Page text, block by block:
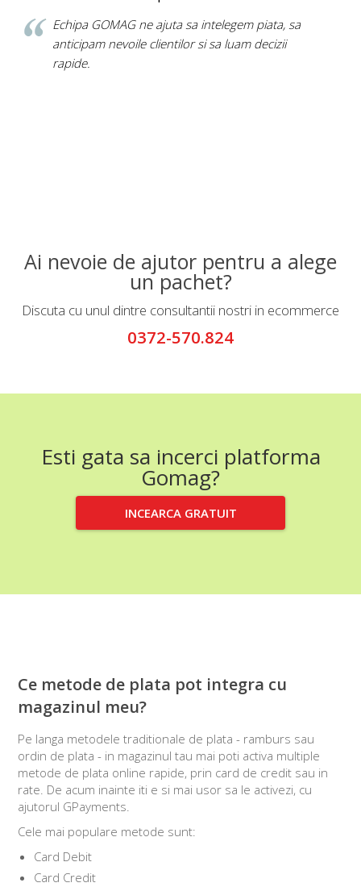
Echipa GOMAG ne ajuta sa intelegem piata, sa
anticipam nevoile clientilor si sa luam decizii
rapide.
Ai nevoie de ajutor pentru a alege
un pachet?
Discuta cu unul dintre consultantii nostri in ecommerce
0372-570.824
Esti gata sa incerci platforma
Gomag?
INCEARCA GRATUIT
Ce metode de plata pot integra cu
magazinul meu?
Pe langa metodele traditionale de plata - ramburs sau
ordin de plata - in magazinul tau mai poti activa multiple
metode de plata online rapide, prin card de credit sau in
rate. De acum inainte iti e si mai usor sa le activezi, cu
ajutorul GPayments.
Cele mai populare metode sunt:
Card Debit
Card Credit